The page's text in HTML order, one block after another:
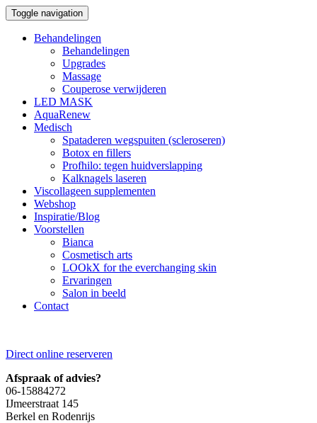
Toggle navigation
Behandelingen
Behandelingen
Upgrades
Massage
Couperose verwijderen
LED MASK
AquaRenew
Medisch
Spataderen wegspuiten (scleroseren)
Botox en fillers
Profhilo: tegen huidverslapping
Kalknagels laseren
Viscollageen supplementen
Webshop
Inspiratie/Blog
Voorstellen
Bianca
Cosmetisch arts
LOOkX for the everchanging skin
Ervaringen
Salon in beeld
Contact
Direct online reserveren
Afspraak of advies?
06-15884272
IJmeerstraat 145
Berkel en Rodenrijs